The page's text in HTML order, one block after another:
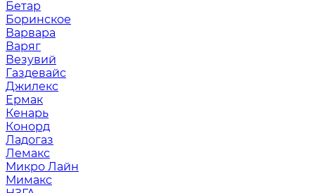
Бетар
Боринское
Варвара
Варяг
Везувий
Газдевайс
Джилекс
Ермак
Кенарь
Конорд
Ладогаз
Лемакс
Микро Лайн
Мимакс